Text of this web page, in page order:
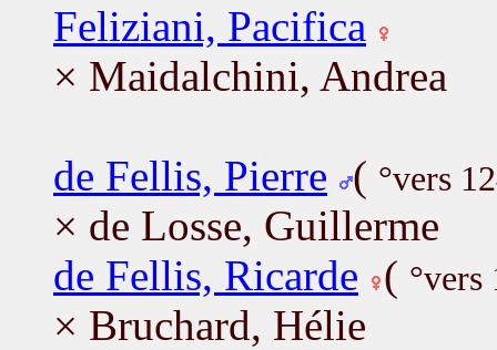
Feliziani, Pacifica
× Maidalchini, Andrea
de Fellis, Pierre ( °vers
× de Losse, Guillerme
de Fellis, Ricarde (
× Bruchard, Hélie